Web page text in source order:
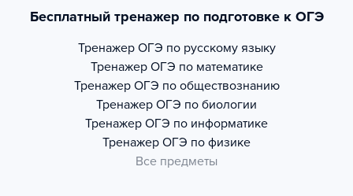
Бесплатный тренажер по подготовке к ОГЭ
Тренажер ОГЭ по русскому языку
Тренажер ОГЭ по математике
Тренажер ОГЭ по обществознанию
Тренажер ОГЭ по биологии
Тренажер ОГЭ по информатике
Тренажер ОГЭ по физике
Все предметы